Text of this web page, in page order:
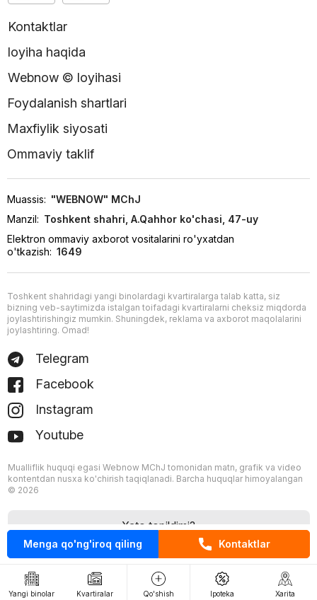
Menga qo'ng'iroq qiling Kontaktlar
Yangi binolar Kvartiralar Qo'shish Ipoteka Xarita
Kontaktlar
loyiha haqida
Webnow © loyihasi
Foydalanish shartlari
Maxfiylik siyosati
Ommaviy taklif
Muassis: "WEBNOW" MChJ
Manzil: Toshkent shahri, A.Qahhor ko'chasi, 47-uy
Elektron ommaviy axborot vositalarini ro'yxatdan
o'tkazish: 1649
Toshkent shahridagi yangi binolardagi kvartiralarga talab katta, siz
bizning veb-saytimizda istalgan toifadagi kvartiralarni cheksiz miqdorda
joylashtirishingiz mumkin. Shuningdek, reklama va axborot maqolalarini
joylashtiring. Omad!
Telegram
Facebook
Instagram
Youtube
Mualliflik huquqi egasi Webnow MChJ tomonidan matn, grafik va video
kontentdan nusxa ko'chirish taqiqlanadi. Barcha huquqlar himoyalangan
© 2026
Xato topildimi?